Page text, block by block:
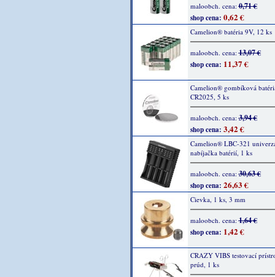
maloobch. cena:0,71 €
shop cena: 0,62 €
Camelion® batéria 9V, 12 ks
maloobch. cena:13,07 €
shop cena: 11,37 €
Camelion® gombíková
CR2025, 5 ks
maloobch. cena:3,94 €
shop cena: 3,42 €
Camelion® LBC-321
nabíjačka batérií, 1 ks
maloobch. cena:30,63 €
shop cena: 26,63 €
Cievka, 1 ks, 3 mm
maloobch. cena:1,64 €
shop cena: 1,42 €
CRAZY VIBS testovací
prúd, 1 ks